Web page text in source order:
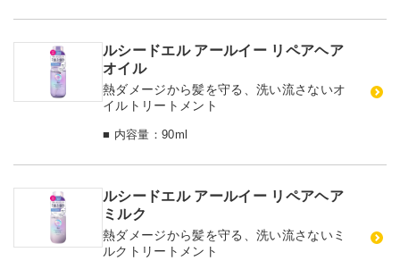
ルシードエル アールイー リペアヘア
オイル
熱ダメージから髪を守る、洗い流さないオ
イルトリートメント
■ 内容量：90ml
ルシードエル アールイー リペアヘア
ミルク
熱ダメージから髪を守る、洗い流さないミ
ルクトリートメント